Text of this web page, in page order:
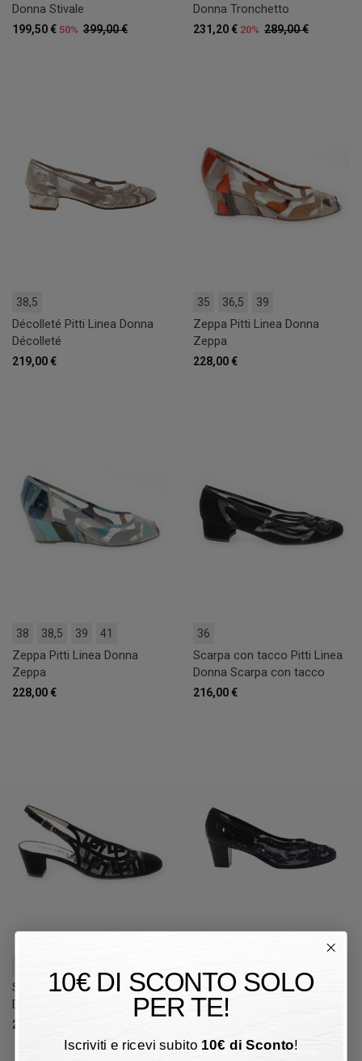
Donna Stivale
399,00 €
199,50 € 50%
Donna Tronchetto
289,00 €
231,20 € 20%
38,5
Décolleté Pitti Linea Donna
Décolleté
219,00 €
35 36,5 39
Zeppa Pitti Linea Donna
Zeppa
228,00 €
38 38,5 39 41
Zeppa Pitti Linea Donna
Zeppa
228,00 €
36
Scarpa con tacco Pitti Linea
Donna Scarpa con tacco
216,00 €
Sandalo con tacco Pitti Linea
Donna Sandalo con tacco
219,00 €
Décolleté Pitti Linea Donna
Décolleté
10€ DI SCONTO SOLO
PER TE!
Iscriviti e ricevi subito 10€ di Sconto!